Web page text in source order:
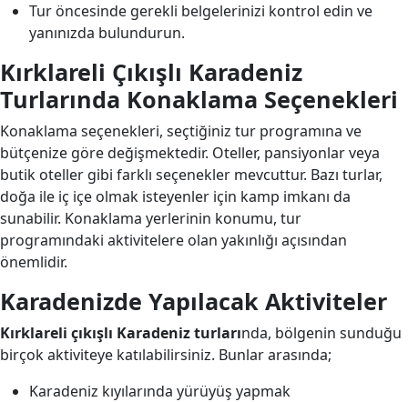
Tur öncesinde gerekli belgelerinizi kontrol edin ve
yanınızda bulundurun.
Kırklareli Çıkışlı Karadeniz
Turlarında Konaklama Seçenekleri
Konaklama seçenekleri, seçtiğiniz tur programına ve
bütçenize göre değişmektedir. Oteller, pansiyonlar veya
butik oteller gibi farklı seçenekler mevcuttur. Bazı turlar,
doğa ile iç içe olmak isteyenler için kamp imkanı da
sunabilir. Konaklama yerlerinin konumu, tur
programındaki aktivitelere olan yakınlığı açısından
önemlidir.
Karadenizde Yapılacak Aktiviteler
Kırklareli çıkışlı Karadeniz turlarında, bölgenin sunduğu
birçok aktiviteye katılabilirsiniz. Bunlar arasında;
Karadeniz kıyılarında yürüyüş yapmak